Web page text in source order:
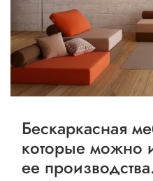
Бескаркасная
которые можно
ее